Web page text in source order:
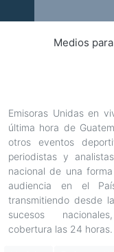
Player
Medios
Emisoras Unidas en
última hora de
otros eventos
periodistas y
nacional de una
audiencia en el
transmitiendo desde
sucesos
cobertura las 24 horas.